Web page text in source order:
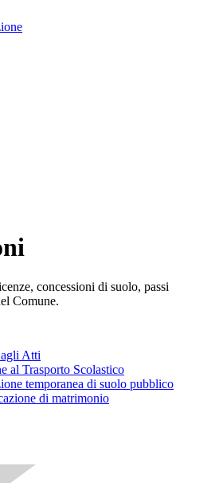
concessioni di suolo, passi
Comune.
Atti
al Trasporto Scolastico
temporanea di suolo pubblico
di matrimonio